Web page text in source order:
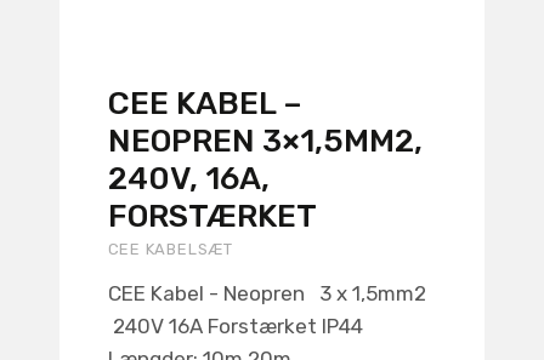
CEE KABEL –
NEOPREN 3×1,5MM2,
240V, 16A,
FORSTÆRKET
CEE KABELSÆT
CEE Kabel - Neopren 3 x 1,5mm2
240V 16A Forstærket IP44